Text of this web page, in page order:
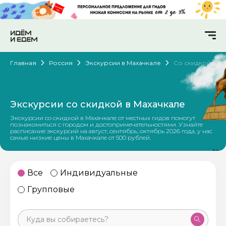
Главная Россия Экскурсии в Махачкале Со скидкой
Экскурсии со скидкой в Махачкале
Экскурсии со скидкой в Махачкале от местных гидов помогут
познакомиться с городом и достопримечательностями. Узнайте
расписание экскурсий на август, сентябрь, октябрь 2026 года, у нас
самые низкие цены в Махачкале от 500 рублей.
Все
Индивидуальные
Групповые